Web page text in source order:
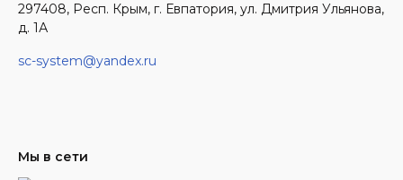
297408, Респ. Крым, г. Евпатория, ул. Дмитрия Ульянова,
д. 1А
sc-system@yandex.ru
Мы в сети